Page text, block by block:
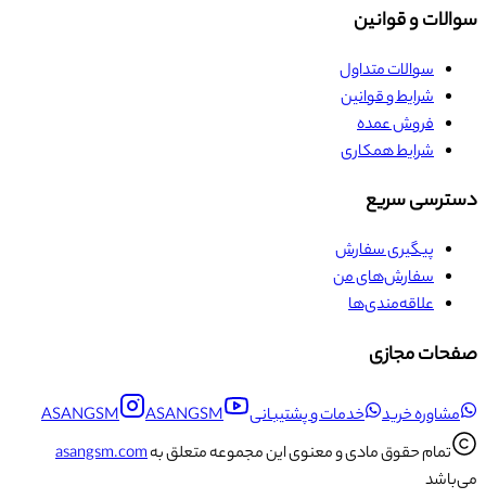
سوالات و قوانین
سوالات متداول
شرایط و قوانین
فروش عمده
شرایط همکاری
دسترسی سریع
پیگیری سفارش
سفارش‌های من
علاقه‌مندی‌ها
صفحات مجازی
مشاوره خرید خدمات و پشتیبانی ASANGSM
ASANGSM
تمام حقوق مادی و معنوی این مجموعه متعلق بهasangsm.com
می‌باشد